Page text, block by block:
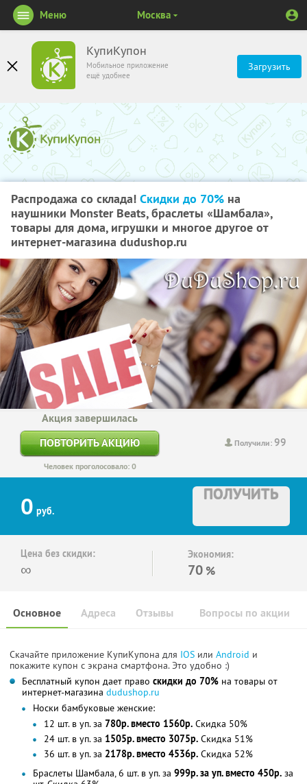
КупиКупон
Мобильное приложение
ещё удобнее
Загрузить
Меню Москва
Распродажа со склада! Скидки до 70% на
наушники Monster Beats, браслеты «Шамбала»,
товары для дома, игрушки и многое другое от
интернет-магазина dudushop.ru
Получили:99
Акция завершилась
ПОВТОРИТЬ АКЦИЮ
Человек проголосовало: 0
0 руб.
ПОЛУЧИТЬ
Цена без скидки:
∞
Экономия:
70 %
Основное Отзывы Вопросы по акции
Адреса
Скачайте приложение КупиКупона для IOS или Android и
покажите купон с экрана смартфона. Это удобно :)
Бесплатный купон дает право скидки до 70% на товары от
интернет-магазина dudushop.ru
Носки бамбуковые женские:
12 шт. в уп. за 780р. вместо 1560р. Скидка 50%
24 шт. в уп. за 1505р. вместо 3075р. Скидка 51%
36 шт. в уп. за 2178р. вместо 4536р. Скидка 52%
Браслеты Шамбала, 6 шт. в уп. за 999р. за уп. вместо 450р. за